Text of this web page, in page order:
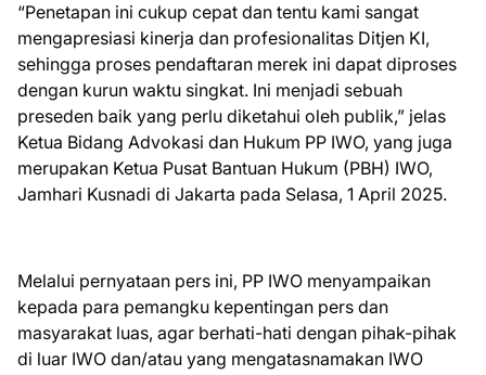
“Penetapan ini cukup cepat dan tentu kami sangat
mengapresiasi kinerja dan profesionalitas Ditjen KI,
sehingga proses pendaftaran merek ini dapat diproses
dengan kurun waktu singkat. Ini menjadi sebuah
preseden baik yang perlu diketahui oleh publik,” jelas
Ketua Bidang Advokasi dan Hukum PP IWO, yang juga
merupakan Ketua Pusat Bantuan Hukum (PBH) IWO,
Jamhari Kusnadi di Jakarta pada Selasa, 1 April 2025.
Melalui pernyataan pers ini, PP IWO menyampaikan
kepada para pemangku kepentingan pers dan
masyarakat luas, agar berhati-hati dengan pihak-pihak
di luar IWO dan/atau yang mengatasnamakan IWO